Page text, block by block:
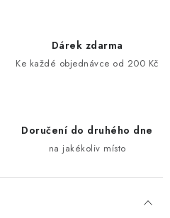
Dárek zdarma
Ke každé objednávce od 200 Kč
Doručení do druhého dne
na jakékoliv místo